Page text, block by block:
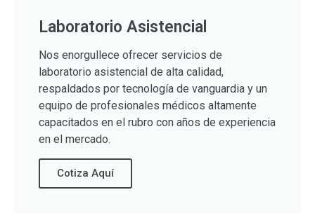
Laboratorio Asistencial
Nos enorgullece ofrecer servicios de
laboratorio asistencial de alta calidad,
respaldados por tecnología de vanguardia y un
equipo de profesionales médicos altamente
capacitados en el rubro con años de experiencia
en el mercado.
Cotiza Aquí